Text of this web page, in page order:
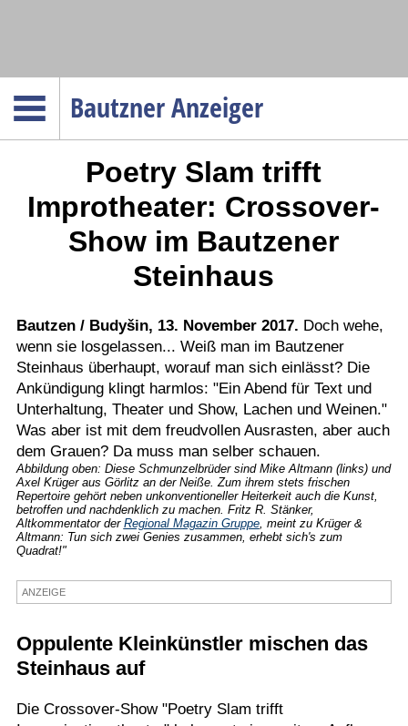
Bautzner Anzeiger
Gesellschaft
Wirtschaft
Gesundheit
Kultur
Sport
Termine
Kostenlos
Poetry Slam trifft
Improtheater: Crossover-
Show im Bautzener
Steinhaus
Bautzen / Budyšin, 13. November 2017. Doch wehe,
wenn sie losgelassen... Weiß man im Bautzener
Steinhaus überhaupt, worauf man sich einlässt? Die
Ankündigung klingt harmlos: "Ein Abend für Text und
Unterhaltung, Theater und Show, Lachen und Weinen."
Was aber ist mit dem freudvollen Ausrasten, aber auch
dem Grauen? Da muss man selber schauen.
Abbildung oben: Diese Schmunzelbrüder sind Mike Altmann (links) und
Axel Krüger aus Görlitz an der Neiße. Zum ihrem stets frischen
Repertoire gehört neben unkonventioneller Heiterkeit auch die Kunst,
betroffen und nachdenklich zu machen. Fritz R. Stänker,
Altkommentator der Regional Magazin Gruppe, meint zu Krüger &
Altmann: Tun sich zwei Genies zusammen, erhebt sich's zum
Quadrat!"
ANZEIGE
Oppulente Kleinkünstler mischen das
Steinhaus auf
Die Crossover-Show "Poetry Slam trifft